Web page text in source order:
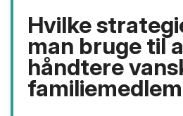
Hvilke
man bruge til
håndtere